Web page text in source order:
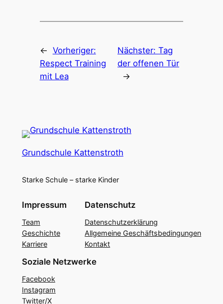
← Vorheriger:
Respect Training
mit Lea
Nächster: Tag
der offenen Tür
→
Grundschule Kattenstroth
Starke Schule – starke Kinder
Impressum
Team
Geschichte
Karriere
Datenschutz
Datenschutzerklärung
Allgemeine Geschäftsbedingungen
Kontakt
Soziale Netzwerke
Facebook
Instagram
Twitter/X